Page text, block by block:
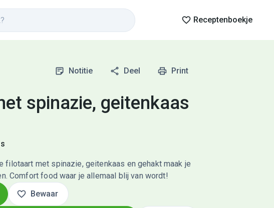
Receptenboekje
Notitie Deel Print
spinazie, geitenkaas
filotaart met spinazie, geitenkaas en gehakt maak je
Comfort food waar je allemaal blij van wordt!
Bewaar